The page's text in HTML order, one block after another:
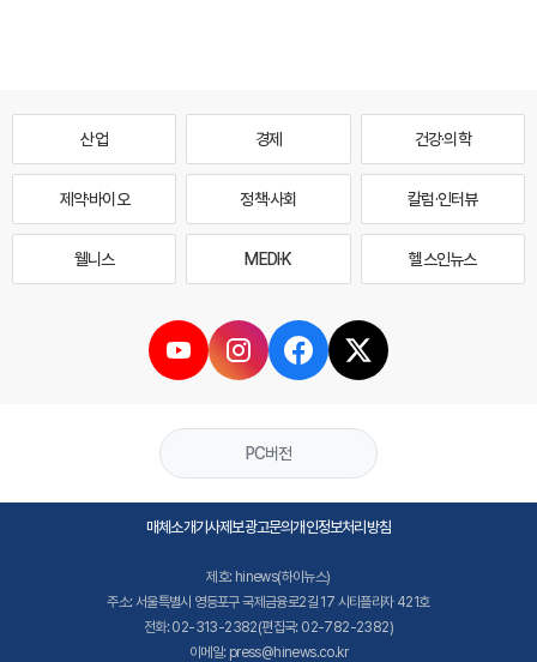
산업 경제 건강·의학
제약·바이오 정책·사회 칼럼·인터뷰
웰니스 MEDI·K 헬스인뉴스
PC버전
매체소개기사제보광고문의개인정보처리방침
제호: hinews(하이뉴스)
주소: 서울특별시 영등포구 국제금융로2길 17 시티플라자 421호
전화: 02-313-2382(편집국: 02-782-2382)
이메일: press@hinews.co.kr